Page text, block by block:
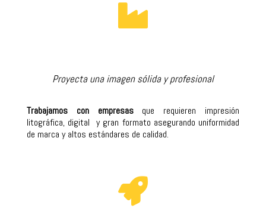

Proyecta una imagen sólida y profesional
Trabajamos con empresasque requieren impresión
litográfica, digital y gran formato asegurando uniformidad
de marca y altos estándares de calidad.
